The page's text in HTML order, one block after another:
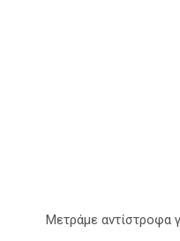
Μετράμε αντίστροφα